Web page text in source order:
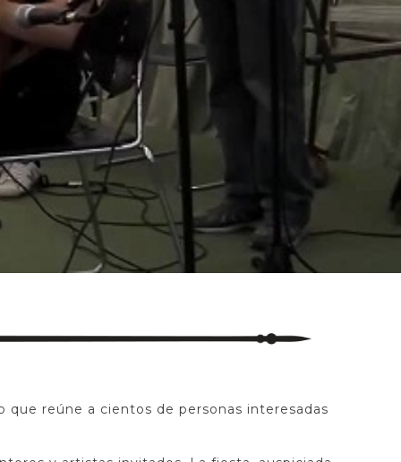
que reúne a cientos de personas interesadas